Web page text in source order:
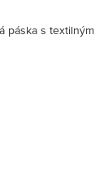
páska s textilným